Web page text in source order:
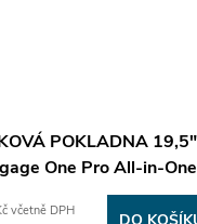
POKLADNA 19,5"
One Pro All-in-
včetně DPH